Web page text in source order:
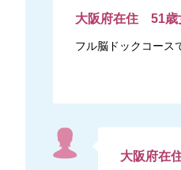
大阪府在住 51歳
フル脳ドックコース
大阪府在